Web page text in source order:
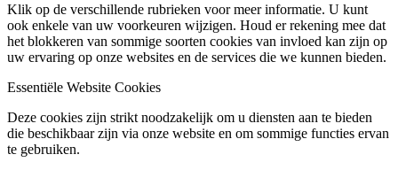
Klik op de verschillende rubrieken voor meer informatie. U kunt
ook enkele van uw voorkeuren wijzigen. Houd er rekening mee dat
het blokkeren van sommige soorten cookies van invloed kan zijn op
uw ervaring op onze websites en de services die we kunnen bieden.
Essentiële Website Cookies
Deze cookies zijn strikt noodzakelijk om u diensten aan te bieden
die beschikbaar zijn via onze website en om sommige functies ervan
te gebruiken.